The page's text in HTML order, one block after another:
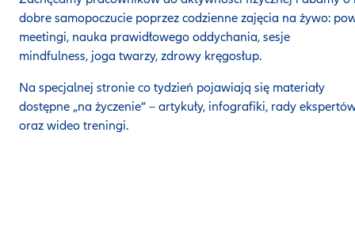
dobre samopoczucie poprzez codzienne zajęcia na żywo:
meetingi, nauka prawidłowego oddychania, sesje
mindfulness, joga twarzy, zdrowy kręgosłup.
Na specjalnej stronie co tydzień pojawiają się materiały
dostępne „na życzenie” – artykuły, infografiki, rady
oraz wideo treningi.